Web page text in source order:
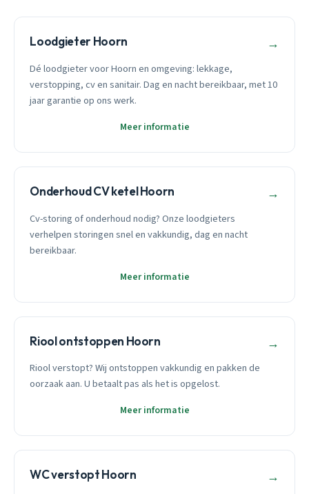
Loodgieter Hoorn →
Dé loodgieter voor Hoorn en omgeving: lekkage,
verstopping, cv en sanitair. Dag en nacht bereikbaar, met 10
jaar garantie op ons werk.
Meer informatie
Onderhoud CV ketel Hoorn →
Cv-storing of onderhoud nodig? Onze loodgieters
verhelpen storingen snel en vakkundig, dag en nacht
bereikbaar.
Meer informatie
Riool ontstoppen Hoorn →
Riool verstopt? Wij ontstoppen vakkundig en pakken de
oorzaak aan. U betaalt pas als het is opgelost.
Meer informatie
WC verstopt Hoorn →